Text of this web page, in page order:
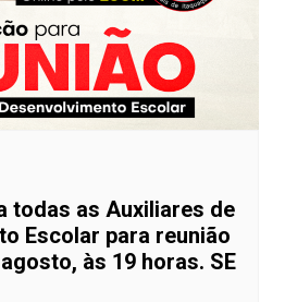
todas as Auxiliares de
Escolar para reunião
às 19 horas. SE